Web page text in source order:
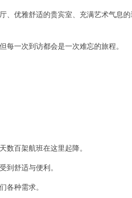
优雅舒适的贵宾室、充满艺术气息的
一次到访都会是一次难忘的旅程。
百架航班在这里起降。
舒适与便利。
种需求。